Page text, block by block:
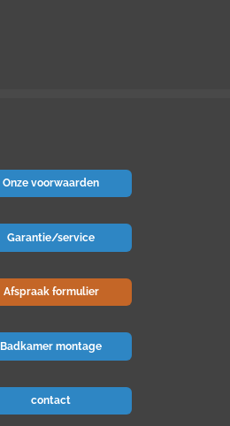
Onze voorwaarden
Garantie/service
Afspraak formulier
Badkamer montage
contact